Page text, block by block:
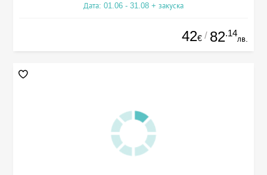
Дата: 01.06 - 31.08 + закуска
42€ / 82.14
лв.